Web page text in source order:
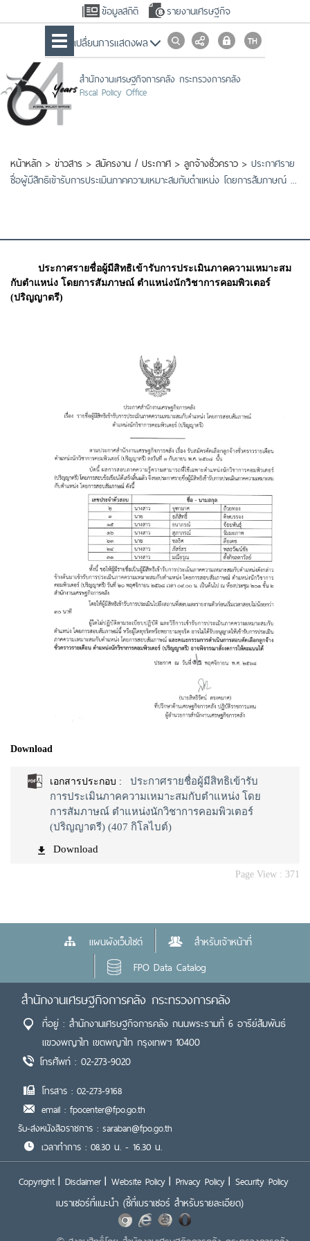
ข้อมูลสถิติ รายงานเศรษฐกิจ
เปลื่ยนการแสดงผล
สำนักงานเศรษฐกิจการคลัง กระทรวงการคลัง
Fiscal Policy Office
หน้าหลัก > ข่าวสาร > สมัครงาน / ประกาศ > ลูกจ้างชั่วคราว > ประกาศราย
ชื่อผู้มีสิทธิเข้ารับการประเมินภาคความเหมาะสมกับตำแหน่ง โดยการสัมภาษณ์ ...
ประกาศรายชื่อผู้มีสิทธิเข้ารับการประเมินภาคความเหมาะสม
กับตำแหน่ง โดยการสัมภาษณ์ ตำแหน่งนักวิชาการคอมพิวเตอร์
(ปริญญาตรี)
Download
เอกสารประกอบ :
ประกาศรายชื่อผู้มีสิทธิเข้ารับ
การประเมินภาคความเหมาะสมกับตำแหน่ง โดย
การสัมภาษณ์ ตำแหน่งนักวิชาการคอมพิวเตอร์
(ปริญญาตรี) (407 กิโลไบต์)
Download
Page View : 371
แผนผังเว็บไซต์
สำหรับเจ้าหน้าที่
FPO Data Catalog
สำนักงานเศรษฐกิจการคลัง กระทรวงการคลัง
ที่อยู่ : สำนักงานเศรษฐกิจการคลัง ถนนพระรามที่ 6 อารีย์สัมพันธ์
แขวงพญาไท เขตพญาไท กรุงเทพฯ 10400
โทรศัพท์ : 02-273-9020
โทรสาร : 02-273-9168
email : fpocenter@fpo.go.th
รับ-ส่งหนังสือราชการ : saraban@fpo.go.th
เวลาทำการ : 08.30 น. - 16.30 น.
Copyright Disclaimer Website Policy Privacy Policy Security Policy
เบราเซอร์ที่แนะนำ (ชี้ที่เบราเซอร์ สำหรับรายละเอียด)